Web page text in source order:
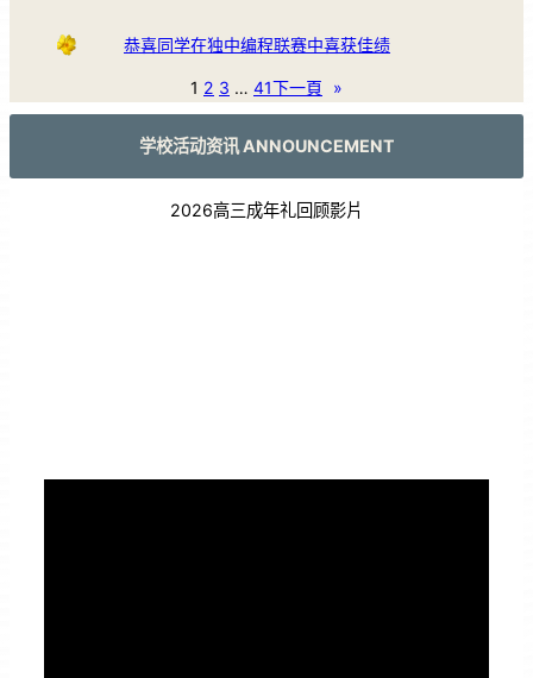
恭喜同学在独中编程联赛中喜获佳绩
1 2 3 … 41下一頁 »
学校活动资讯 ANNOUNCEMENT
2026高三成年礼回顾影片